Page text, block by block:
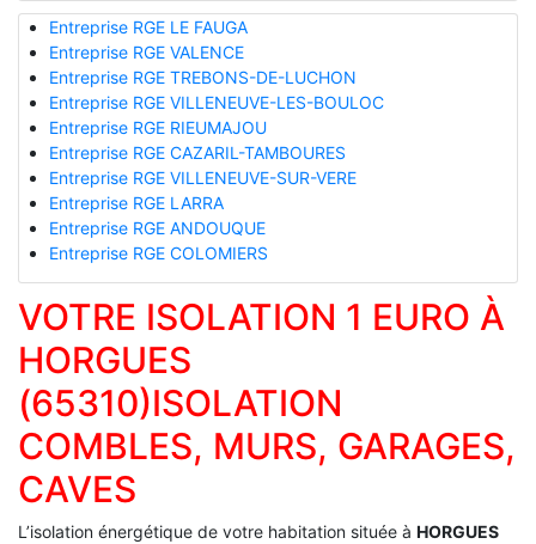
Entreprise RGE LE FAUGA
Entreprise RGE VALENCE
Entreprise RGE TREBONS-DE-LUCHON
Entreprise RGE VILLENEUVE-LES-BOULOC
Entreprise RGE RIEUMAJOU
Entreprise RGE CAZARIL-TAMBOURES
Entreprise RGE VILLENEUVE-SUR-VERE
Entreprise RGE LARRA
Entreprise RGE ANDOUQUE
Entreprise RGE COLOMIERS
VOTRE ISOLATION 1 EURO À
HORGUES
(65310)ISOLATION
COMBLES, MURS, GARAGES,
CAVES
L’isolation énergétique de votre habitation située à HORGUES